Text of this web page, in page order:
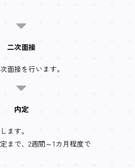
二次面接
面接を行います。
内定
ます。
まで、2週間～1カ月程度で